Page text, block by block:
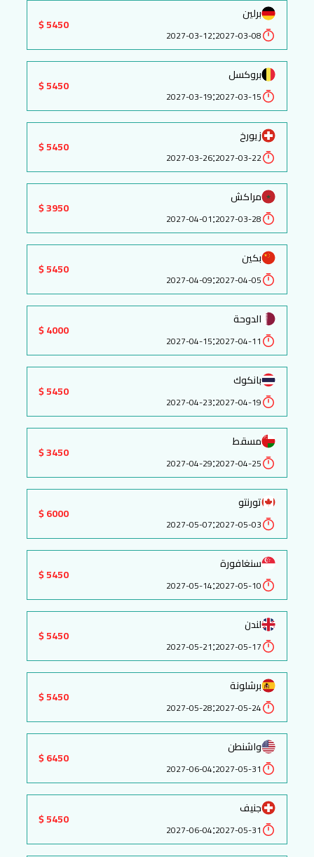
برلين
2027-03-08
:
2027-03-12
5450 $
بروكسل
2027-03-15
:
2027-03-19
5450 $
زيورخ
2027-03-22
:
2027-03-26
5450 $
مراكش
2027-03-28
:
2027-04-01
3950 $
بكين
2027-04-05
:
2027-04-09
5450 $
الدوحة
2027-04-11
:
2027-04-15
4000 $
بانكوك
2027-04-19
:
2027-04-23
5450 $
مسقط
2027-04-25
:
2027-04-29
3450 $
تورنتو
2027-05-03
:
2027-05-07
6000 $
سنغافورة
2027-05-10
:
2027-05-14
5450 $
لندن
2027-05-17
:
2027-05-21
5450 $
برشلونة
2027-05-24
:
2027-05-28
5450 $
واشنطن
2027-05-31
:
2027-06-04
6450 $
جنيف
2027-05-31
:
2027-06-04
5450 $